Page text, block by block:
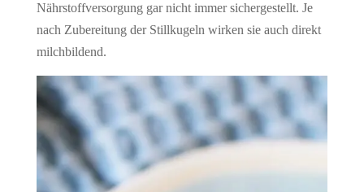
Nährstoffversorgung gar nicht immer sichergestellt. Je
nach Zubereitung der Stillkugeln wirken sie auch direkt
milchbildend.